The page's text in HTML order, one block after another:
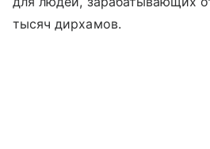
тысяч дирхамов.